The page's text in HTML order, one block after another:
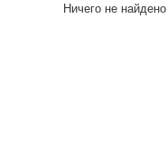
Ничего не найдено